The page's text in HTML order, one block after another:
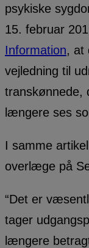
psykiske
15. februar
Information, at
vejledning til
transkønnede,
længere ses
I samme
overlæge på
“Det er
tager
længere